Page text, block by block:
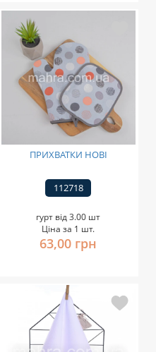
ПРИХВАТКИ НОВІ
112718
гурт від 3.00 шт
Ціна за 1 шт.
63,00 грн